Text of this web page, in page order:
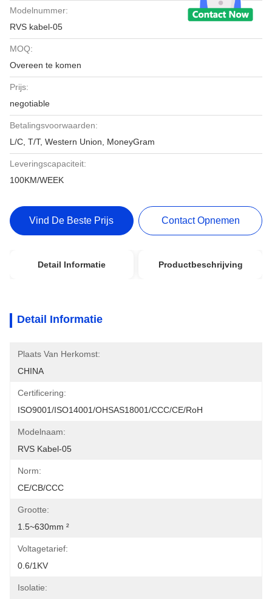
Modelnummer:
RVS kabel-05
MOQ:
Overeen te komen
Prijs:
negotiable
Betalingsvoorwaarden:
L/C, T/T, Western Union, MoneyGram
Leveringscapaciteit:
100KM/WEEK
Vind De Beste Prijs Contact Opnemen
Detail Informatie Productbeschrijving
Detail Informatie
Plaats Van Herkomst:
CHINA
Certificering:
ISO9001/ISO14001/OHSAS18001/CCC/CE/RoH
Modelnaam:
RVS Kabel-05
Norm:
CE/CB/CCC
Grootte:
1.5~630mm ²
Voltagetarief:
0.6/1KV
Isolatie: